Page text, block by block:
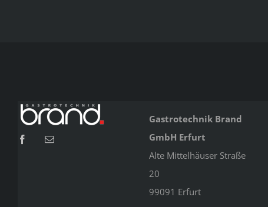
Gastrotechnik Brand
GmbH Erfurt
Alte Mittelhäuser Straße
20
99091 Erfurt